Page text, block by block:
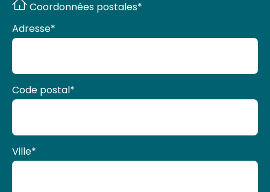
Coordonnées postales*
Adresse*
Code postal*
Ville*